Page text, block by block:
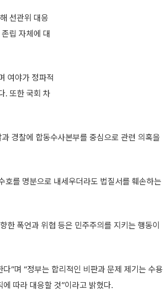
선관위 대응
립 자체에 대
여야가 정파적
. 또한 국회 차
경찰에 합동수사본부를 중심으로 관련 의혹을
호를 명분으로 내세우더라도 법질서를 훼손하는
한 폭언과 위협 등은 민주주의를 지키는 행동이
”며 “정부는 합리적인 비판과 문제 제기는 수용
따라 대응할 것”이라고 밝혔다.